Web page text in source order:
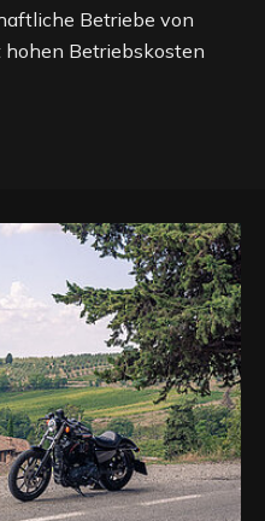
Betriebe von
hohen Betriebskosten